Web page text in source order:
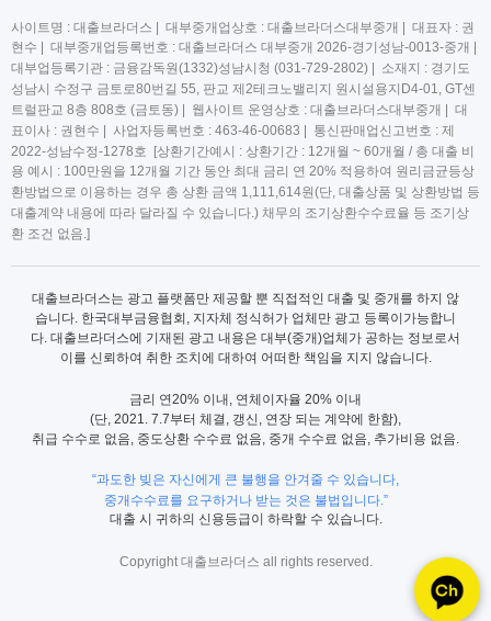
사이트명 : 대출브라더스 | 대부중개업상호 : 대출브라더스대부중개 | 대표자 : 권
현수 | 대부중개업등록번호 : 대출브라더스 대부중개 2026-경기성남-0013-중개 |
대부업등록기관 : 금융감독원(1332)성남시청 (031-729-2802) | 소재지 : 경기도
성남시 수정구 금토로80번길 55, 판교 제2테크노밸리지 원시설용지D4-01, GT센
트럴판교 8층 808호 (금토동) | 웹사이트 운영상호 : 대출브라더스대부중개 | 대
표이사 : 권현수 | 사업자등록번호 : 463-46-00683 | 통신판매업신고번호 : 제
2022-성남수정-1278호 [상환기간예시 : 상환기간 : 12개월 ~ 60개월 / 총 대출 비
용 예시 : 100만원을 12개월 기간 동안 최대 금리 연 20% 적용하여 원리금균등상
환방법으로 이용하는 경우 총 상환 금액 1,111,614원(단, 대출상품 및 상환방법 등
대출계약 내용에 따라 달라질 수 있습니다.) 채무의 조기상환수수료율 등 조기상
환 조건 없음.]
대출브라더스는 광고 플랫폼만 제공할 뿐 직접적인 대출 및 중개를 하지 않
습니다. 한국대부금융협회, 지자체 정식허가 업체만 광고 등록이가능합니
다. 대출브라더스에 기재된 광고 내용은 대부(중개)업체가 공하는 정보로서
이를 신뢰하여 취한 조치에 대하여 어떠한 책임을 지지 않습니다.
금리 연20% 이내, 연체이자율 20% 이내
(단, 2021. 7.7부터 체결, 갱신, 연장 되는 계약에 한함),
취급 수수로 없음, 중도상환 수수료 없음, 중개 수수료 없음, 추가비용 없음.
“과도한 빚은 자신에게 큰 불행을 안겨줄 수 있습니다,
중개수수료를 요구하거나 받는 것은 불법입니다.”
대출 시 귀하의 신용등급이 하락할 수 있습니다.
Copyright 대출브라더스 all rights reserved.